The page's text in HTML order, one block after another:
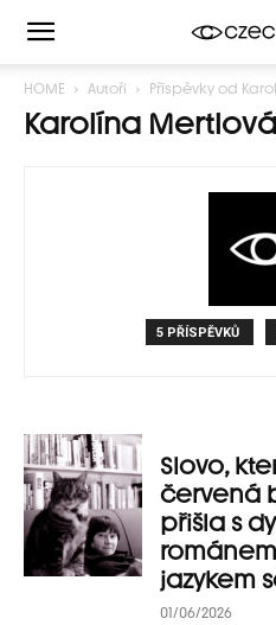
HOME Autoři Příspěvky od
Karolína Mertlová
5 PŘÍSPĚVKŮ
Slovo,
červená
přišla s
jazykem
01/06/2026